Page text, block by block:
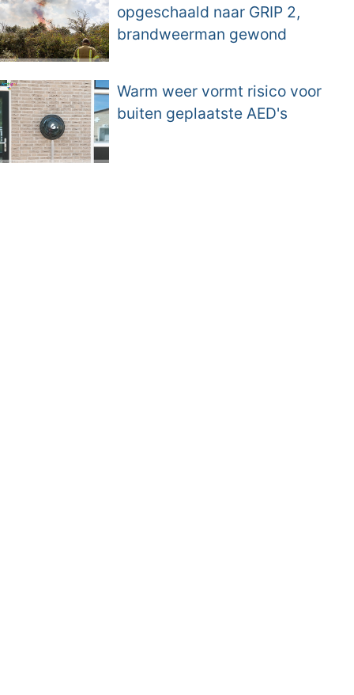
opgeschaald naar GRIP 2,
brandweerman gewond
Warm weer vormt risico voor
buiten geplaatste AED's